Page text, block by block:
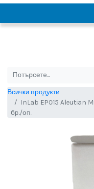
Всички продукти
InLab EP015 Aleutian
бр./оп.